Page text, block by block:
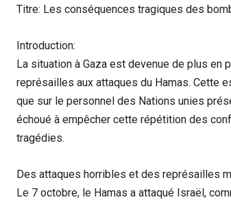
Titre: Les conséquences tragiques des
Introduction:
La situation à Gaza est devenue de plus
représailles aux attaques du Hamas. Cette
que sur le personnel des Nations unies
échoué à empêcher cette répétition des
tragédies.
Des attaques horribles et des représailles
Le 7 octobre, le Hamas a attaqué Israël,